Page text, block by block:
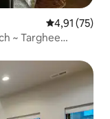
Évaluation
4,91 (75)
~ Targhee